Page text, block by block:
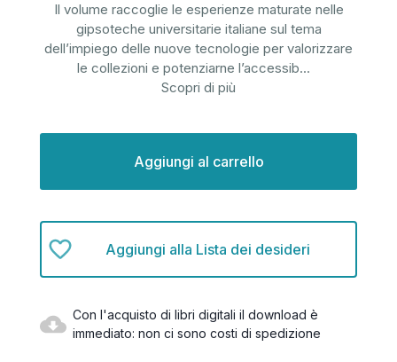
Il volume raccoglie le esperienze maturate nelle
gipsoteche universitarie italiane sul tema
dell’impiego delle nuove tecnologie per valorizzare
le collezioni e potenziarne l’accessib...
Scopri di più
Aggiungi alla Lista dei desideri
Con l'acquisto di libri digitali il download è
immediato: non ci sono costi di spedizione